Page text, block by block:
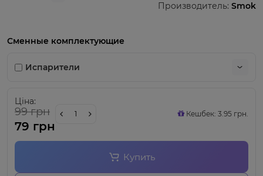
Производитель: Smok
Сменные комплектующие
Испарители
Ціна:
99 грн
79 грн
Кешбек: 3.95 грн.
Купить